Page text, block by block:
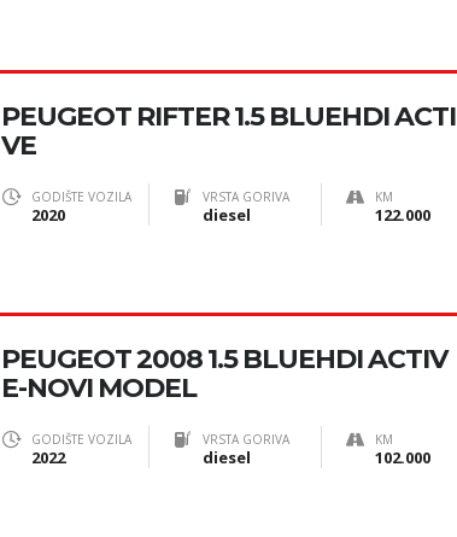
PEUGEOT RIFTER 1.5 BLUEHDI ACTI
VE
GODIŠTE VOZILA
2020
VRSTA GORIVA
diesel
KM
122.000
PEUGEOT 2008 1.5 BLUEHDI ACTIV
E-NOVI MODEL
GODIŠTE VOZILA
2022
VRSTA GORIVA
diesel
KM
102.000